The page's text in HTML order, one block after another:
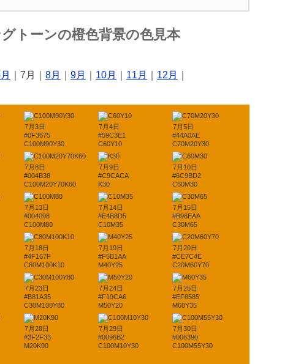
トーンの橙色背景の色見本
｜7月｜ 8月 9月 10月 11月 12月
7月3日
#0F3675
C100M90Y30
7月4日
#59C3E1
C60Y10
7月5日
#44A0AE
C70M20Y30
7月8日
#004B38
C100M20Y70K60
7月9日
#C9CACA
K30
7月10日
#6C9BD2
C60M30
7月13日
#004098
C100M80
7月14日
#E4B8D5
C10M35
7月15日
#B96EAA
C30M65
7月18日
#4F167F
C80M100K10
7月19日
#F5B1AA
M40Y25
7月20日
#CE7C4E
C20M60Y70
7月23日
#B81A35
C30M100Y80
7月24日
#F19CA6
M50Y20
7月25日
#EF8585
M60Y35
7月28日
#3F2F33
M20K90
7月29日
#0096B2
C100M10Y30
7月30日
#006390
C100M55Y30